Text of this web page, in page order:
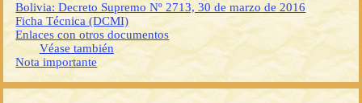
Bolivia: Decreto Supremo Nº 2713, 30 de marzo de 2016
Ficha Técnica (DCMI)
Enlaces con otros documentos
Véase también
Nota importante